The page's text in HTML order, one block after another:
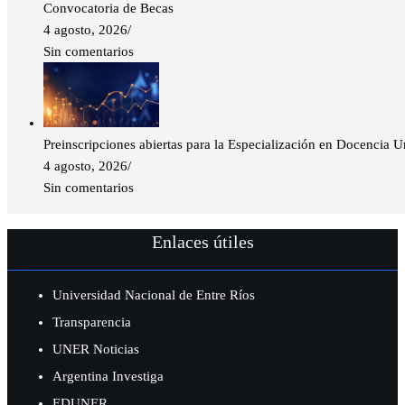
Convocatoria de Becas
4 agosto, 2026/
Sin comentarios
Preinscripciones abiertas para la Especialización en Docencia
4 agosto, 2026/
Sin comentarios
Enlaces útiles
Universidad Nacional de Entre Ríos
Transparencia
UNER Noticias
Argentina Investiga